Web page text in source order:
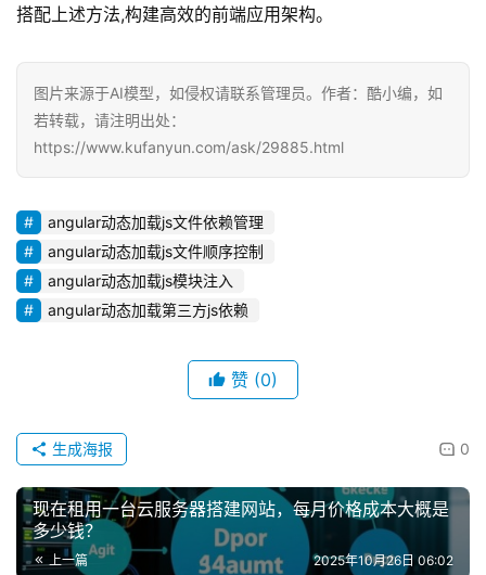
搭配上述方法,构建高效的前端应用架构。
图片来源于AI模型，如侵权请联系管理员。作者：酷小编，如
若转载，请注明出处：
https://www.kufanyun.com/ask/29885.html
angular动态加载js文件依赖管理
angular动态加载js文件顺序控制
angular动态加载js模块注入
angular动态加载第三方js依赖
赞 (0)
0
生成海报
现在租用一台云服务器搭建网站，每月价格成本大概是
多少钱？
上一篇 2025年10月26日 06:02